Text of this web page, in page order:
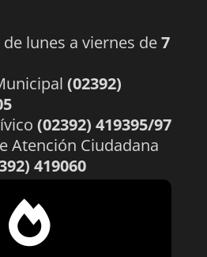
de lunes a viernes de7
(02392)
(02392) 419395/97
Atención Ciudadana
419060
